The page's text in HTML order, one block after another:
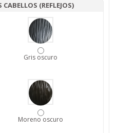
CABELLOS (REFLEJOS)
Gris oscuro
Moreno oscuro